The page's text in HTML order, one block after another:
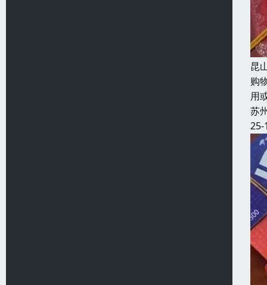
昆
购
用
苏
25-